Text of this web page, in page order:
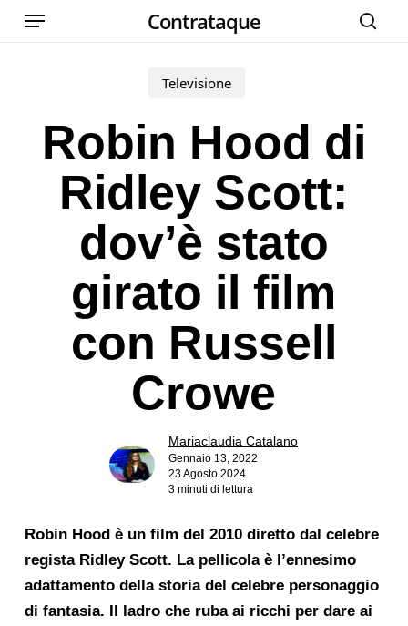
Skip
Contrataque
Menu
Televisione
Robin Hood di
Ridley Scott:
dov’è stato
girato il film
con Russell
Crowe
Mariaclaudia Catalano
Gennaio 13, 2022
23 Agosto 2024
3 minuti di lettura
Robin Hood è un film del 2010 diretto dal celebre
regista Ridley Scott. La pellicola è l’ennesimo
adattamento della storia del celebre personaggio
di fantasia. Il ladro che ruba ai ricchi per dare ai